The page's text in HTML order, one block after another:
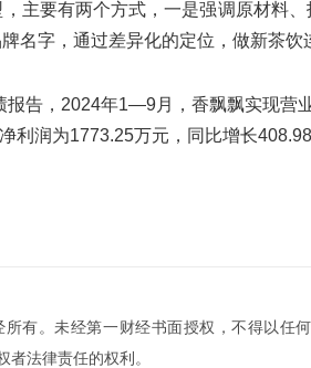
主要有两个方式，一是强调原材料
名字，通过差异化的定位，做新茶饮
报告，2024年1—9月，香飘飘实现营
利润为1773.25万元，同比增长
有。未经第一财经书面授权，不得以任
法律责任的权利。